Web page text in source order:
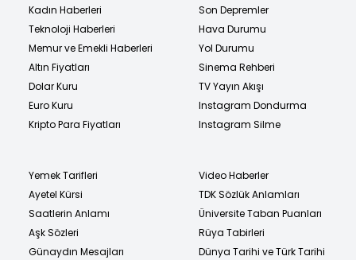
Kadın Haberleri
Teknoloji Haberleri
Memur ve Emekli Haberleri
Altın Fiyatları
Dolar Kuru
Euro Kuru
Kripto Para Fiyatları
Son Depremler
Hava Durumu
Yol Durumu
Sinema Rehberi
TV Yayın Akışı
Instagram Dondurma
Instagram Silme
Yemek Tarifleri
Ayetel Kürsi
Saatlerin Anlamı
Aşk Sözleri
Günaydın Mesajları
Video Haberler
TDK Sözlük Anlamları
Üniversite Taban Puanları
Rüya Tabirleri
Dünya Tarihi ve Türk Tarihi